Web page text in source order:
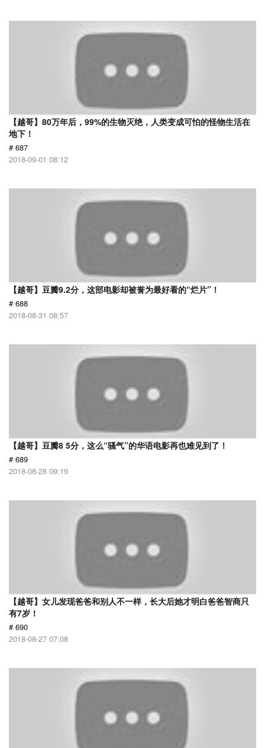
【越哥】80万年后，99%的生物灭绝，人类变成可怕的怪物生活在
地下！
# 687
2018-09-01 08:12
【越哥】豆瓣9.2分，这部电影却被誉为最好看的“烂片”！
# 688
2018-08-31 08:57
【越哥】豆瓣8 5分，这么“骚气”的华语电影再也难见到了！
# 689
2018-08-28 09:19
【越哥】女儿发现爸爸和别人不一样，长大后她才明白爸爸智商只
有7岁！
# 690
2018-08-27 07:08